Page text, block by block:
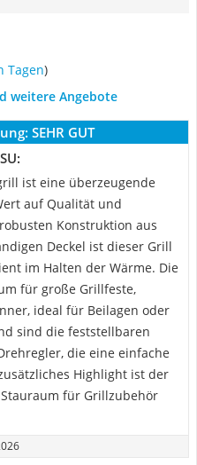
Tagen)
weitere Angebote
SEHR GUT
ist eine überzeugende
auf Qualität und
Konstruktion aus
Deckel ist dieser Grill
im Halten der Wärme. Die
für große Grillfeste,
ideal für Beilagen oder
sind die feststellbaren
die eine einfache
Highlight ist der
für Grillzubehör